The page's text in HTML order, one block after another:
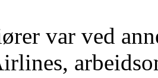
var ved